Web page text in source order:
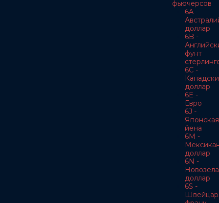
фьючерсов
6A -
доллар
6B -
фунт
6C -
доллар
6E -
Евро
6J -
Японская
йена
6M -
доллар
6N -
доллар
6S -